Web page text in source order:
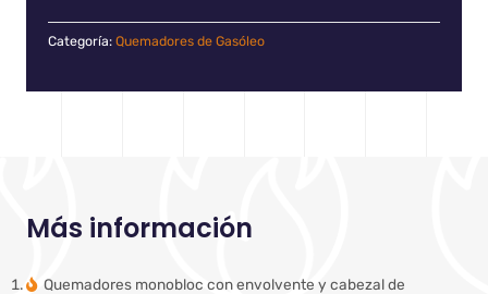
Categoría: Quemadores de Gasóleo
Más información
Quemadores monobloc con envolvente y cabezal de